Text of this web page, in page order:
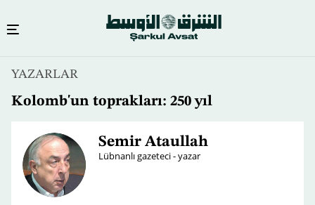
YAZARLAR
Kolomb'un toprakları: 250 yıl
Semir Ataullah
Lübnanlı gazeteci - yazar